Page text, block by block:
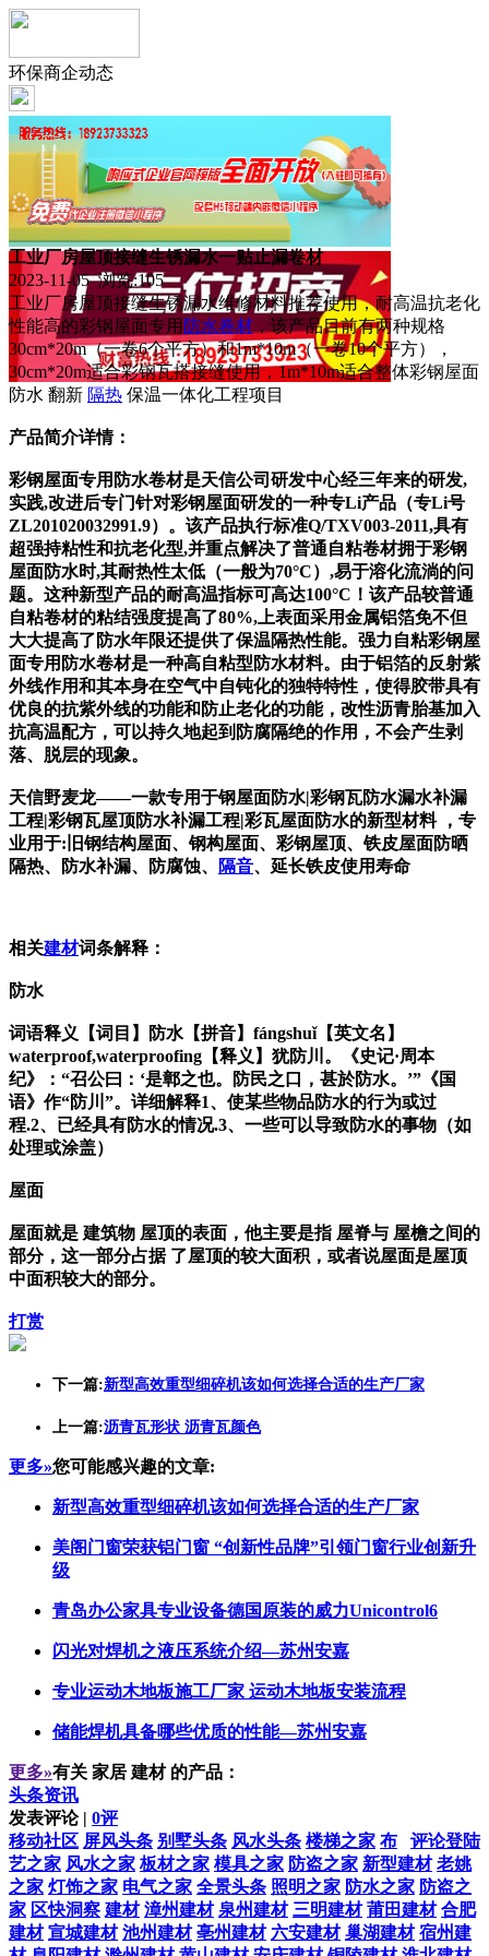
环保商企动态
工业厂房屋顶接缝生锈漏水一贴止漏卷材
2023-11-05 浏览:105
工业厂房屋顶接缝生锈漏水维修材料推荐使用，耐高温抗老化
性能高的彩钢屋面专用 防水卷材 ，该产品目前有两种规格
30cm*20m（一卷6个平方）和1m*10m（一卷10个平方），
30cm*20m适合彩钢瓦搭接缝使用，1m*10m适合整体彩钢屋面
防水 翻新 隔热 保温一体化工程项目
产品简介详情：
彩钢屋面专用防水卷材是天信公司研发中心经三年来的研发,
实践,改进后专门针对彩钢屋面研发的一种专Li产品（专Li号
ZL201020032991.9）。该产品执行标准Q/TXV003-2011,具有
超强持粘性和抗老化型,并重点解决了普通自粘卷材拥于彩钢
屋面防水时,其耐热性太低（一般为70°C）,易于溶化流淌的问
题。这种新型产品的耐高温指标可高达100°C！该产品较普通
自粘卷材的粘结强度提高了80%,上表面采用金属铝箔免不但
大大提高了防水年限还提供了保温隔热性能。强力自粘彩钢屋
面专用防水卷材是一种高自粘型防水材料。由于铝箔的反射紫
外线作用和其本身在空气中自钝化的独特特性，使得胶带具有
优良的抗紫外线的功能和防止老化的功能，改性沥青胎基加入
抗高温配方，可以持久地起到防腐隔绝的作用，不会产生剥
落、脱层的现象。
天信野麦龙——一款专用于钢屋面防水|彩钢瓦防水漏水补漏
工程|彩钢瓦屋顶防水补漏工程|彩瓦屋面防水的新型材料 ，专
业用于:旧钢结构屋面、钢构屋面、彩钢屋顶、铁皮屋面防晒
隔热、防水补漏、防腐蚀、
隔音、延长铁皮使用寿命
相关建材词条解释：
防水
词语释义【词目】防水【拼音】fángshuǐ【英文名】
waterproof,waterproofing【释义】犹防川。《史记·周本
纪》：“召公曰：‘是鄣之也。防民之口，甚於防水。’”《国
语》作“防川”。详细解释1、使某些物品防水的行为或过
程.2、已经具有防水的情况.3、一些可以导致防水的事物（如
处理或涂盖）
屋面
屋面就是 建筑物 屋顶的表面，他主要是指 屋脊与 屋檐之间的
部分，这一部分占据 了屋顶的较大面积，或者说屋面是屋顶
中面积较大的部分。
打赏
下一篇:新型高效重型细碎机该如何选择合适的生产厂家
上一篇:沥青瓦形状 沥青瓦颜色
更多»您可能感兴趣的文章:
新型高效重型细碎机该如何选择合适的生产厂家
美阁门窗荣获铝门窗 “创新性品牌”引领门窗行业创新升
级
青岛办公家具专业设备德国原装的威力Unicontrol6
闪光对焊机之液压系统介绍—苏州安嘉
专业运动木地板施工厂家 运动木地板安装流程
储能焊机具备哪些优质的性能—苏州安嘉
更多»有关 家居 建材 的产品：
头条资讯
发表评论 | 0评
评论登陆
移动社区 屏风头条 别墅头条 风水头条 楼梯之家 布
艺之家 风水之家 板材之家 模具之家 防盗之家 新型建材 老姚
之家 灯饰之家 电气之家 全景头条 照明之家 防水之家 防盗之
家 区快洞察 建材 漳州建材 泉州建材 三明建材 莆田建材 合肥
建材 宣城建材 池州建材 亳州建材 六安建材 巢湖建材 宿州建